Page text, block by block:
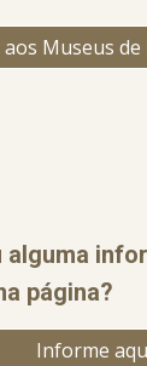
Museus
alguma
página?
Informe